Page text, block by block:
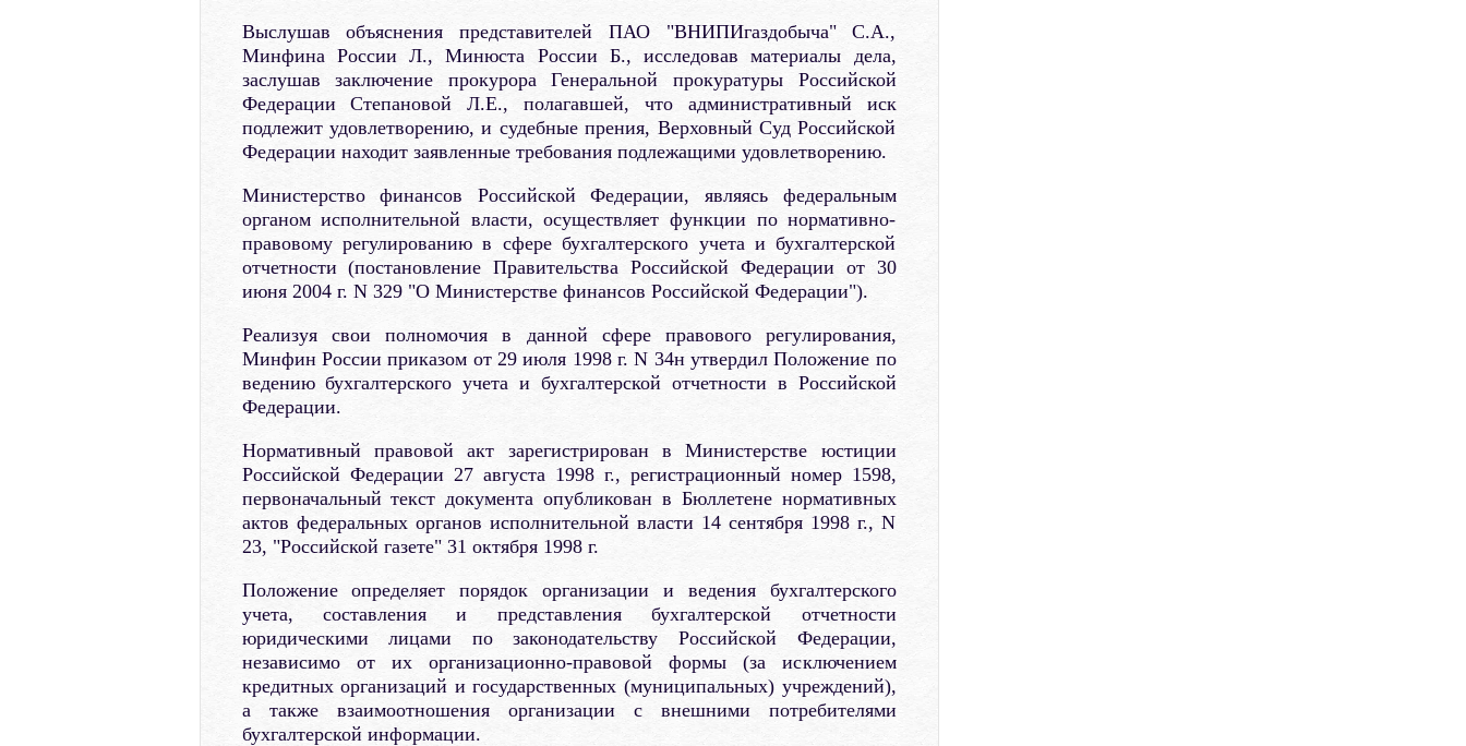
Выслушав объяснения представителей ПАО "ВНИПИгаздобыча" С.А.,
Минфина России Л., Минюста России Б., исследовав материалы дела,
заслушав заключение прокурора Генеральной прокуратуры Российской
Федерации Степановой Л.Е., полагавшей, что административный иск
подлежит удовлетворению, и судебные прения, Верховный Суд Российской
Федерации находит заявленные требования подлежащими удовлетворению.
Министерство финансов Российской Федерации, являясь федеральным
органом исполнительной власти, осуществляет функции по нормативно-
правовому регулированию в сфере бухгалтерского учета и бухгалтерской
отчетности (постановление Правительства Российской Федерации от 30
июня 2004 г. N 329 "О Министерстве финансов Российской Федерации").
Реализуя свои полномочия в данной сфере правового регулирования,
Минфин России приказом от 29 июля 1998 г. N 34н утвердил Положение по
ведению бухгалтерского учета и бухгалтерской отчетности в Российской
Федерации.
Нормативный правовой акт зарегистрирован в Министерстве юстиции
Российской Федерации 27 августа 1998 г., регистрационный номер 1598,
первоначальный текст документа опубликован в Бюллетене нормативных
актов федеральных органов исполнительной власти 14 сентября 1998 г., N
23, "Российской газете" 31 октября 1998 г.
Положение определяет порядок организации и ведения бухгалтерского
учета, составления и представления бухгалтерской отчетности
юридическими лицами по законодательству Российской Федерации,
независимо от их организационно-правовой формы (за исключением
кредитных организаций и государственных (муниципальных) учреждений),
а также взаимоотношения организации с внешними потребителями
бухгалтерской информации.